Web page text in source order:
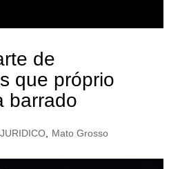
de
que próprio
barrado
JURIDICO, Mato Grosso